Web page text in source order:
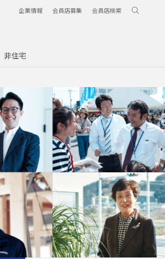
非住宅
企業情報 会員店募集 会員店検索